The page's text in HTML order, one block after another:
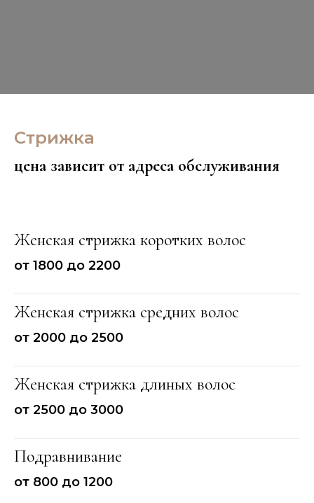
Стрижка
цена зависит от адреса обслуживания
Женская стрижка коротких волос
от 1800 до 2200
Женская стрижка средних волос
от 2000 до 2500
Женская стрижка длиных волос
от 2500 до 3000
Подравнивание
от 800 до 1200